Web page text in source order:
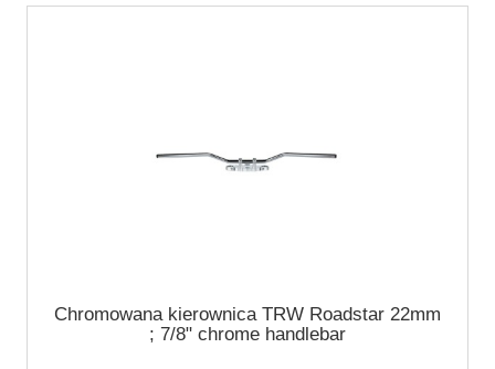
Chromowana kierownica TRW Roadstar 22mm
; 7/8" chrome handlebar